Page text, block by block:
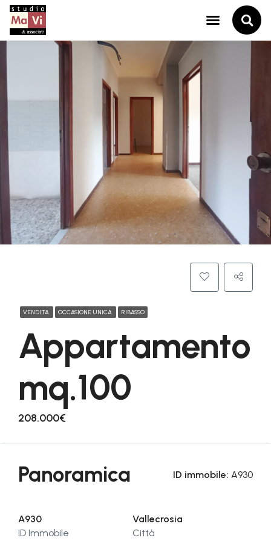
VENDITA OCCASIONE UNICA RIBASSO
Appartamento
mq.100
208.000€
Panoramica ID immobile: A930
A930
ID Immobile
Vallecrosia
Città